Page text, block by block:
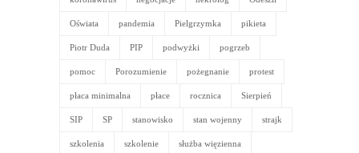
Oświata pandemia Pielgrzymka pikieta
Piotr Duda PIP podwyżki pogrzeb
pomoc Porozumienie pożegnanie protest
płaca minimalna płace rocznica Sierpień
SIP SP stanowisko stan wojenny strajk
szkolenia szkolenie służba więzienna